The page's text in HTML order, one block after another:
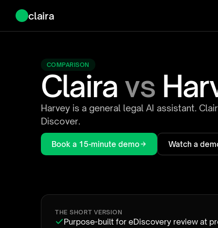
claira
COMPARISON
Claira vs
Harvey is a general legal AI assistant.
Discover.
Book a 15-minute demo Watch a
THE SHORT VERSION
Purpose-built for eDiscovery review at